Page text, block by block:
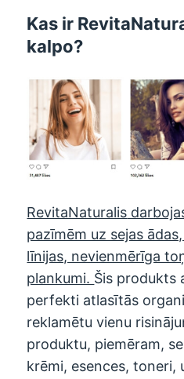
Kas ir
kalpo?
RevitaNaturalis
pazīmēm uz sejas
līnijas, nevienmērīga
plankumi. Šis produkts
perfekti atlasītās
reklamētu vienu
produktu, piemēram,
krēmi, esences, toneri,